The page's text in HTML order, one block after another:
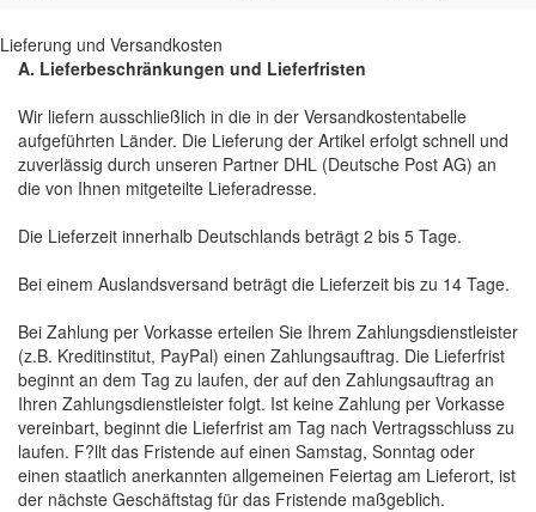
Lieferung und Versandkosten
A. Lieferbeschränkungen und Lieferfristen
Wir liefern ausschließlich in die in der Versandkostentabelle
aufgeführten Länder. Die Lieferung der Artikel erfolgt schnell und
zuverlässig durch unseren Partner DHL (Deutsche Post AG) an
die von Ihnen mitgeteilte Lieferadresse.
Die Lieferzeit innerhalb Deutschlands beträgt 2 bis 5 Tage.
Bei einem Auslandsversand beträgt die Lieferzeit bis zu 14 Tage.
Bei Zahlung per Vorkasse erteilen Sie Ihrem Zahlungsdienstleister
(z.B. Kreditinstitut, PayPal) einen Zahlungsauftrag. Die Lieferfrist
beginnt an dem Tag zu laufen, der auf den Zahlungsauftrag an
Ihren Zahlungsdienstleister folgt. Ist keine Zahlung per Vorkasse
vereinbart, beginnt die Lieferfrist am Tag nach Vertragsschluss zu
laufen. F?llt das Fristende auf einen Samstag, Sonntag oder
einen staatlich anerkannten allgemeinen Feiertag am Lieferort, ist
der nächste Geschäftstag für das Fristende maßgeblich.